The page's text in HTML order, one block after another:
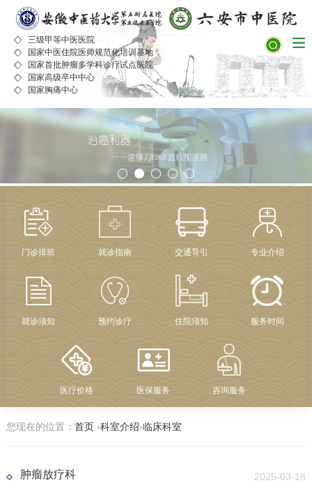
三级甲等中医医院
国家中医住院医师规范化培训基地
国家首批肿瘤多学科诊疗试点医院
国家高级卒中中心
国家胸痛中心
门诊排班 就诊指南 交通导引 专业介绍
就诊须知 预约诊疗 住院须知 服务时间
医疗价格 医保服务 咨询服务
您现在的位置： 首页 ›科室介绍›临床科室
肿瘤放疗科 2025-03-18